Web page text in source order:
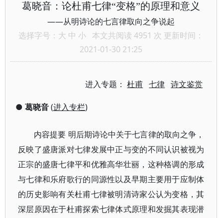
葛晓音：论杜甫七律“变格”的原理和意义
——从明诗论的七言律取向之争说起
选择字号： 大 中 小 本文共阅读 4951 次 更新时间：
2021-01-30 21:25
进入专题：杜甫 七律 诗文鉴赏
● 葛晓音(进入专栏)
内容提要 明后期诗论中关于七言律的取向之争，
反映了盛唐派对七律发展中正与变的不同认识被视为
正宗的盛唐七律平和优雅高华壮丽，这种格调的形成
与七律和乐府歌行的同源性以及早期主要用于应制体
的历史影响有关杜甫七律被明清诗家公认为变格，其
深层原因在于杜甫探索七律体式原理和发掘其表现潜